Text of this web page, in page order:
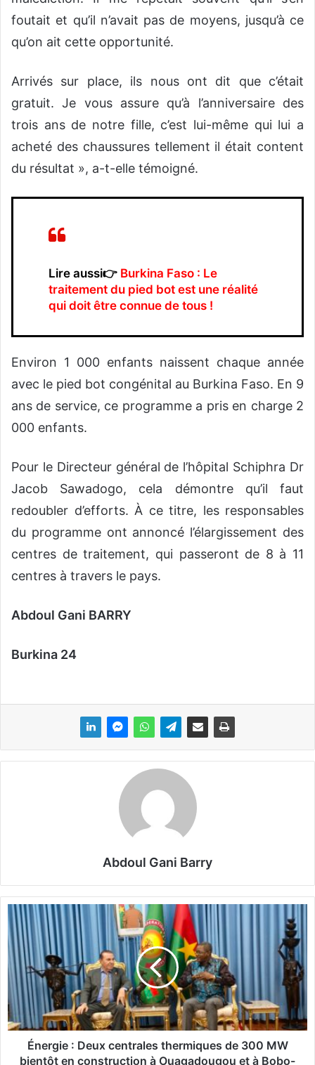
foutait et qu’il n’avait pas de moyens, jusqu’à ce
qu’on ait cette opportunité.
Arrivés sur place, ils nous ont dit que c’était
gratuit. Je vous assure qu’à l’anniversaire des
trois ans de notre fille, c’est lui-même qui lui a
acheté des chaussures tellement il était content
du résultat », a-t-elle témoigné.
Lire aussi👉 Burkina Faso : Le
traitement du pied bot est une réalité
qui doit être connue de tous !
Environ 1 000 enfants naissent chaque année
avec le pied bot congénital au Burkina Faso. En 9
ans de service, ce programme a pris en charge 2
000 enfants.
Pour le Directeur général de l’hôpital Schiphra Dr
Jacob Sawadogo, cela démontre qu’il faut
redoubler d’efforts. À ce titre, les responsables
du programme ont annoncé l’élargissement des
centres de traitement, qui passeront de 8 à 11
centres à travers le pays.
Abdoul Gani BARRY
Burkina 24
Abdoul Gani Barry
É
n
e
g
e
:
D
Énergie : Deux centrales thermiques de 300 MW
bientôt en construction à Ouagadougou et à Bobo-